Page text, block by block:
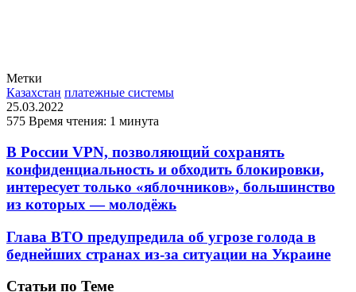
Метки
Казахстан платежные системы
25.03.2022
575 Время чтения: 1 минута
В России VPN, позволяющий сохранять
конфиденциальность и обходить блокировки,
интересует только «яблочников», большинство
из которых — молодёжь
Глава ВТО предупредила об угрозе голода в
беднейших странах из-за ситуации на Украине
Статьи по Теме